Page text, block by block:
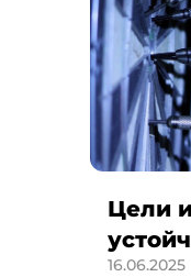
Цели
16.06.2025